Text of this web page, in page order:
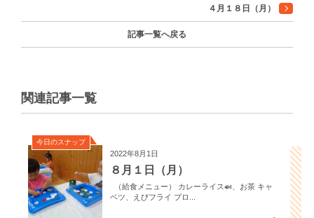
４月１８日（月）
記事一覧へ戻る
関連記事一覧
今日のスナップ
2022年8月1日
８月１日（月）
（給食メニュー） カレーライス🍛、お茶 キャ
ベツ、えびフライ ブロ...